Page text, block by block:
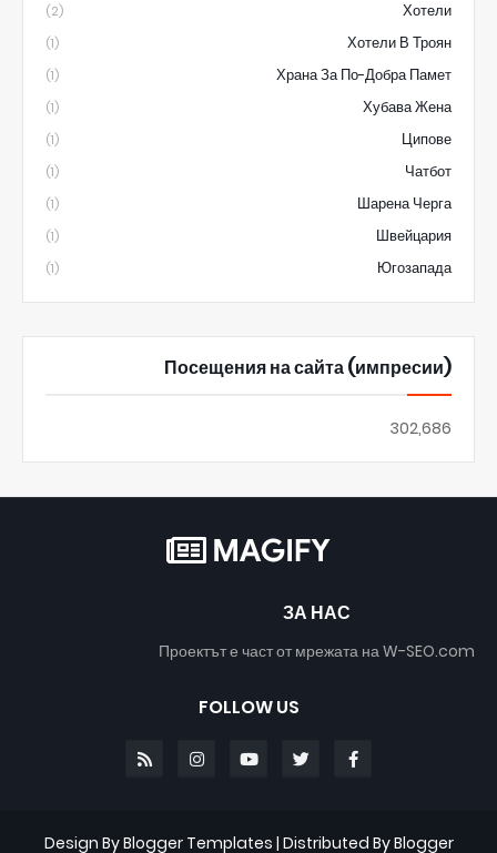
Хотели
(2)
Хотели В Троян
(1)
Храна За По-Добра Памет
(1)
Хубава Жена
(1)
Ципове
(1)
Чатбот
(1)
Шарена Черга
(1)
Швейцария
(1)
Югозапада
(1)
Посещения на сайта (импресии)
302,686
ЗА НАС
Проектът е част от мрежата на W-SEO.com
FOLLOW US
Design ByBlogger Templates | Distributed ByBlogger